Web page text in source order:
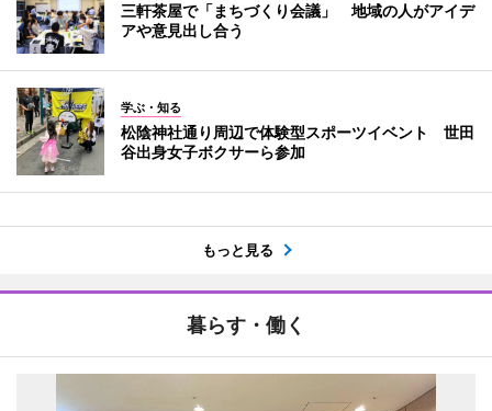
三軒茶屋で「まちづくり会議」 地域の人がアイデ
アや意見出し合う
学ぶ・知る
松陰神社通り周辺で体験型スポーツイベント 世田
谷出身女子ボクサーら参加
もっと見る
暮らす・働く